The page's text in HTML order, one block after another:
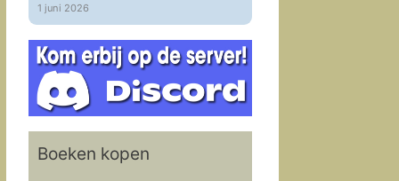
1 juni 2026
Boeken kopen